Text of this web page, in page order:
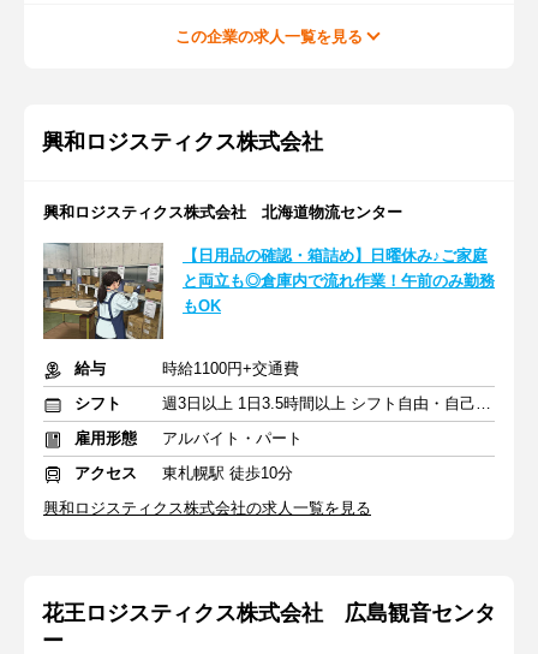
この企業の求人一覧を見る
興和ロジスティクス株式会社
興和ロジスティクス株式会社 北海道物流センター
【日用品の確認・箱詰め】日曜休み♪ご家庭
と両立も◎倉庫内で流れ作業！午前のみ勤務
もOK
給与
時給1100円+交通費
シフト
週3日以上 1日3.5時間以上 シフト自由・自己申告
雇用形態
アルバイト・パート
アクセス
東札幌駅 徒歩10分
興和ロジスティクス株式会社の求人一覧を見る
花王ロジスティクス株式会社 広島観音センタ
ー